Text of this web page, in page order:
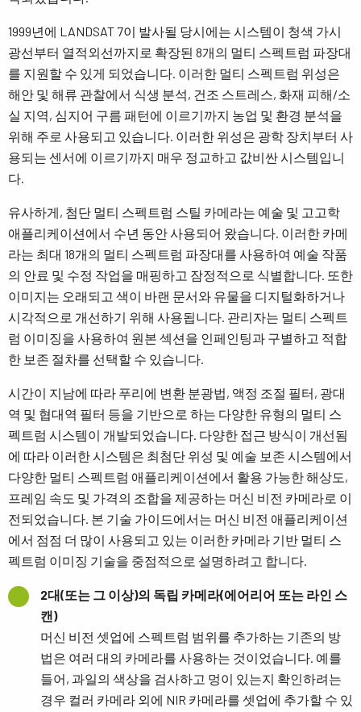
1999년에 LANDSAT 7이 발사될 당시에는 시스템이 청색 가시
광선부터 열적외선까지로 확장된 8개의 멀티 스펙트럼 파장대
를 지원할 수 있게 되었습니다. 이러한 멀티 스펙트럼 위성은
해안 및 해류 관찰에서 식생 분석, 건조 스트레스, 화재 피해/소
실 지역, 심지어 구름 패턴에 이르기까지 농업 및 환경 분석을
위해 주로 사용되고 있습니다. 이러한 위성은 광학 장치부터 사
용되는 센서에 이르기까지 매우 정교하고 값비싼 시스템입니
다.
유사하게, 첨단 멀티 스펙트럼 스틸 카메라는 예술 및 고고학
애플리케이션에서 수년 동안 사용되어 왔습니다. 이러한 카메
라는 최대 18개의 멀티 스펙트럼 파장대를 사용하여 예술 작품
의 안료 및 수정 작업을 매핑하고 잠정적으로 식별합니다. 또한
이미지는 오래되고 색이 바랜 문서와 유물을 디지털화하거나
시각적으로 개선하기 위해 사용됩니다. 관리자는 멀티 스펙트
럼 이미징을 사용하여 원본 섹션을 인페인팅과 구별하고 적합
한 보존 절차를 선택할 수 있습니다.
시간이 지남에 따라 푸리에 변환 분광법, 액정 조절 필터, 광대
역 및 협대역 필터 등을 기반으로 하는 다양한 유형의 멀티 스
펙트럼 시스템이 개발되었습니다. 다양한 접근 방식이 개선됨
에 따라 이러한 시스템은 최첨단 위성 및 예술 보존 시스템에서
다양한 멀티 스펙트럼 애플리케이션에서 활용 가능한 해상도,
프레임 속도 및 가격의 조합을 제공하는 머신 비전 카메라로 이
전되었습니다. 본 기술 가이드에서는 머신 비전 애플리케이션
에서 점점 더 많이 사용되고 있는 이러한 카메라 기반 멀티 스
펙트럼 이미징 기술을 중점적으로 설명하려고 합니다.
2대(또는 그 이상)의 독립 카메라(에어리어 또는 라인 스
캔)
머신 비전 셋업에 스펙트럼 범위를 추가하는 기존의 방
법은 여러 대의 카메라를 사용하는 것이었습니다. 예를
들어, 과일의 색상을 검사하고 멍이 있는지 확인하려는
경우 컬러 카메라 외에 NIR 카메라를 셋업에 추가할 수 있